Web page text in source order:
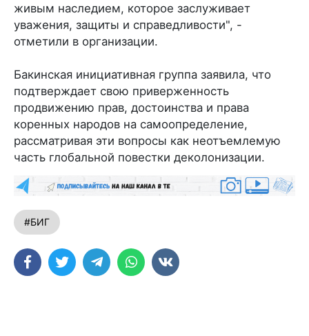
живым наследием, которое заслуживает
уважения, защиты и справедливости", -
отметили в организации.
Бакинская инициативная группа заявила, что
подтверждает свою приверженность
продвижению прав, достоинства и права
коренных народов на самоопределение,
рассматривая эти вопросы как неотъемлемую
часть глобальной повестки деколонизации.
#БИГ